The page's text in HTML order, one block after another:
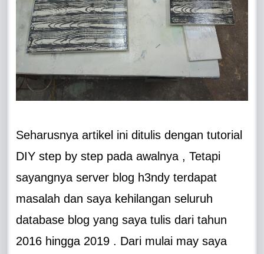
Seharusnya artikel ini ditulis dengan tutorial
DIY step by step pada awalnya , Tetapi
sayangnya server blog h3ndy terdapat
masalah dan saya kehilangan seluruh
database blog yang saya tulis dari tahun
2016 hingga 2019 . Dari mulai may saya